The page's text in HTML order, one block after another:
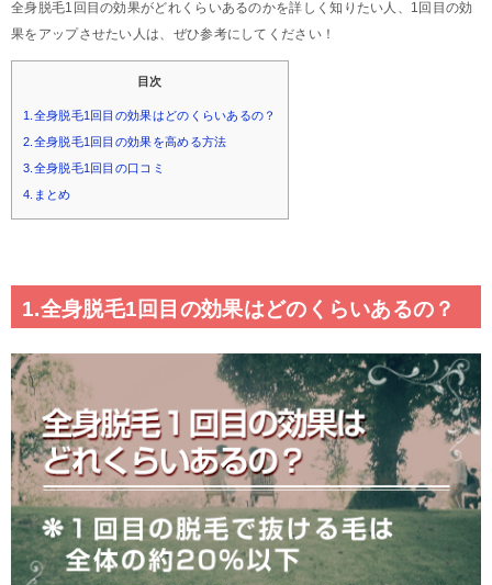
全身脱毛1回目の効果がどれくらいあるのかを詳しく知りたい人、1回目の効
果をアップさせたい人は、ぜひ参考にしてください！
目次
1.全身脱毛1回目の効果はどのくらいあるの？
2.全身脱毛1回目の効果を高める方法
3.全身脱毛1回目の口コミ
4.まとめ
1.全身脱毛1回目の効果はどのくらいあるの？